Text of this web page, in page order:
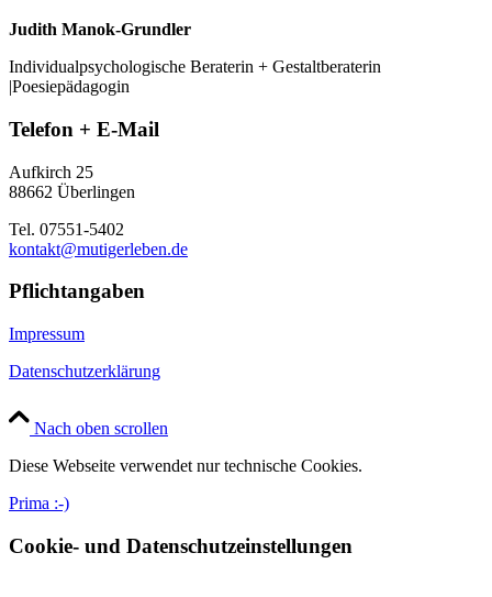
Judith Manok-Grundler
Individualpsychologische Beraterin + Gestaltberaterin
|Poesiepädagogin
Telefon + E-Mail
Aufkirch 25
88662 Überlingen
Tel. 07551-5402
kontakt@mutigerleben.de
Pflichtangaben
Impressum
Datenschutzerklärung
Nach oben scrollen
Diese Webseite verwendet nur technische Cookies.
Prima :-)
Cookie- und Datenschutzeinstellungen